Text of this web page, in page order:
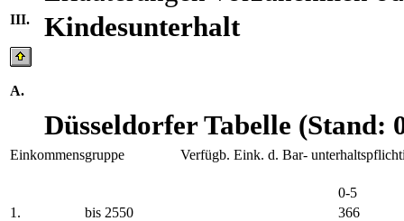
III. Kindesunterhalt
A.
Düsseldorfer Tabelle (Stand:
Einkommensgruppe Verfügb. Eink. d. Bar-
0-5
1.
bis 2550
366